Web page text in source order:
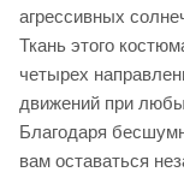
агрессивных
Ткань этого
четырех
движений при
Благодаря
вам оставаться